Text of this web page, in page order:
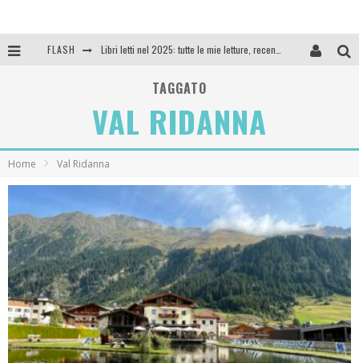
FLASH
SEE YOU AT 5 | Chanel
Anya Taylor-Joy, Jisoo e Willow Smith protagoniste della nuova campagna Dior Addict
TAGGATO
VAL RIDANNA
Home Val Ridanna